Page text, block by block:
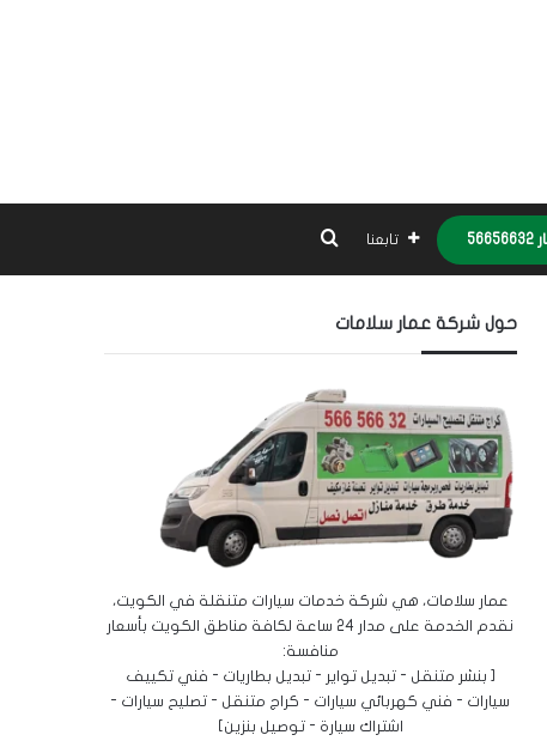
تابعنا بحث عن
حول شركة عمار سلامات
عمار سلامات، هي شركة خدمات سيارات متنقلة في الكويت،
نقدم الخدمة على مدار 24 ساعة لكافة مناطق الكويت بأسعار
منافسة:
[ بنشر متنقل - تبديل تواير - تبديل بطاريات - فني تكييف
سيارات - فني كهربائي سيارات - كراج متنقل - تصليح سيارات -
اشتراك سيارة - توصيل بنزين]